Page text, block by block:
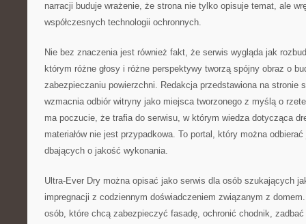
narracji buduje wrażenie, że strona nie tylko opisuje temat, ale
współczesnych technologii ochronnych.
Nie bez znaczenia jest również fakt, że serwis wygląda jak
którym różne głosy i różne perspektywy tworzą spójny obraz o
zabezpieczaniu powierzchni. Redakcja przedstawiona na stronie
wzmacnia odbiór witryny jako miejsca tworzonego z myślą o
ma poczucie, że trafia do serwisu, w którym wiedza dotycząca
materiałów nie jest przypadkowa. To portal, który można
dbających o jakość wykonania.
Ultra-Ever Dry można opisać jako serwis dla osób szukających
impregnacji z codziennym doświadczeniem związanym z
osób, które chcą zabezpieczyć fasadę, ochronić chodnik,